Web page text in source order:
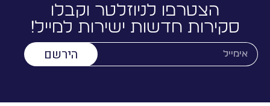
הצטרפו לניוזלטר וקבלו
סקירות חדשות ישירות למייל!
הירשם